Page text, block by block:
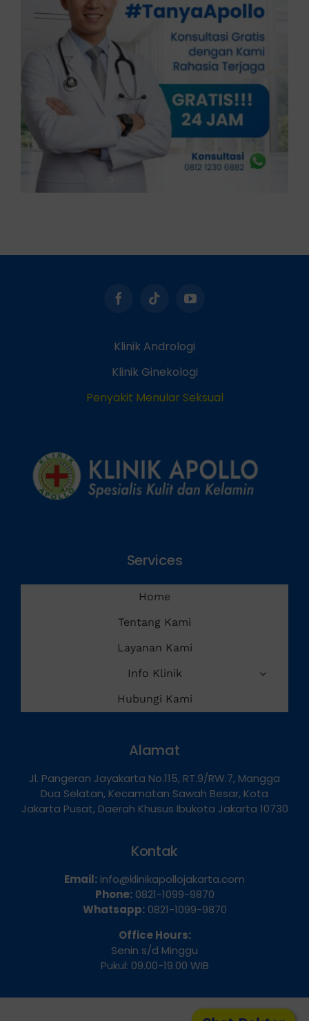
Hubungi Kami
Jl. Pangeran Jayakarta No.115, RT.9/RW.7, Mangga
Dua Selatan, Kecamatan Sawah Besar, Kota
Email:info@klinikapollojakarta.com
Phone:0821-1099-9870
Office Hours:
Senin s/d Minggu